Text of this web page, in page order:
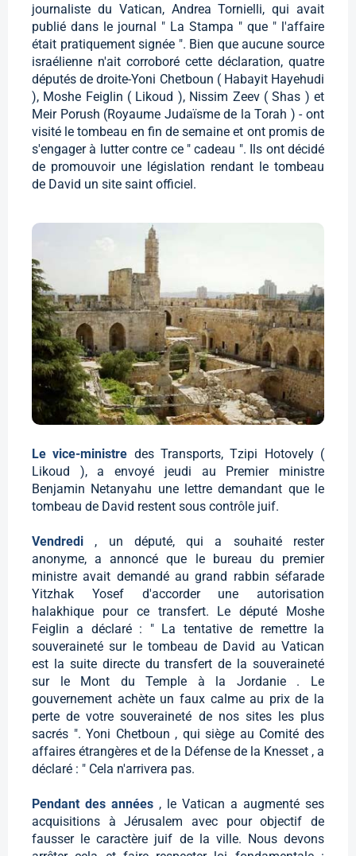
journaliste du Vatican, Andrea Tornielli, qui avait
publié dans le journal " La Stampa " que " l'affaire
était pratiquement signée ". Bien que aucune source
israélienne n'ait corroboré cette déclaration, quatre
députés de droite-Yoni Chetboun ( Habayit Hayehudi
), Moshe Feiglin ( Likoud ), Nissim Zeev ( Shas ) et
Meir Porush (Royaume Judaïsme de la Torah ) - ont
visité le tombeau en fin de semaine et ont promis de
s'engager à lutter contre ce " cadeau ". Ils ont décidé
de promouvoir une législation rendant le tombeau
de David un site saint officiel.
Le vice-ministre des Transports, Tzipi Hotovely (
Likoud ), a envoyé jeudi au Premier ministre
Benjamin Netanyahu une lettre demandant que le
tombeau de David restent sous contrôle juif.
Vendredi , un député, qui a souhaité rester
anonyme, a annoncé que le bureau du premier
ministre avait demandé au grand rabbin séfarade
Yitzhak Yosef d'accorder une autorisation
halakhique pour ce transfert. Le député Moshe
Feiglin a déclaré : " La tentative de remettre la
souveraineté sur le tombeau de David au Vatican
est la suite directe du transfert de la souveraineté
sur le Mont du Temple à la Jordanie . Le
gouvernement achète un faux calme au prix de la
perte de votre souveraineté de nos sites les plus
sacrés ". Yoni Chetboun , qui siège au Comité des
affaires étrangères et de la Défense de la Knesset , a
déclaré : " Cela n'arrivera pas.
Pendant des années , le Vatican a augmenté ses
acquisitions à Jérusalem avec pour objectif de
fausser le caractère juif de la ville. Nous devons